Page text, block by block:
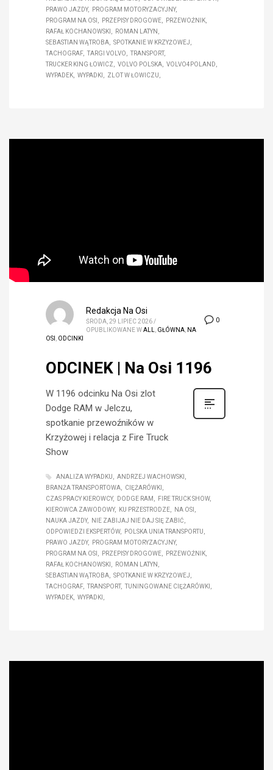
PRAWO JAZDY
PROGRAM MOTORYZACYJNY
PROGRAM NA OSI
PRZEPISY DROGOWE
PRZEWOŹNIK
RAFAŁ KOCHANOWSKI
ROMAN LATYN
SEBASTIAN WĄTROBA
SPOTKANIE W KRZYŻOWEJ
TACHOGRAF
TARGI VOLVO
TRANSPORT
TRUCKER KING ŁOWICZ
VOLVO POLSKA
VOLVO4POLAND
WYPADEK
WYPADKI ZLOT W ŁOWICZU
0
Redakcja Na Osi
ŚRODA, 29 LIPIEC 2026 /
OPUBLIKOWANE WALL GŁÓWNA NA
OSI
ODCINKI
ODCINEK | Na Osi 1196
W 1196 odcinku Na Osi zlot
Dodge RAM w Jelczu,
spotkanie przewoźników w
Krzyżowej i relacja z Fire Truck
Show
ANALIZA WYPADKU
ANDRZEJ WACHOWSKI
BRANŻA TRANSPORTOWA
CIĘŻARÓWKI
CZAS PRACY KIEROWCY
DODGE RAM
FIRE TRUCK SHOW
KIEROWCA ZAWODOWY
KU PRZESTRODZE
NA OSI
NAUKA JAZDY
NIE ZABIJAJ NIE DAJ SIĘ ZABIĆ
ODPOWIEDZI EKSPERTÓW
POLSKA UNIA TRANSPORTU
PRAWO JAZDY
PROGRAM MOTORYZACYJNY
PROGRAM NA OSI
PRZEPISY DROGOWE
PRZEWOŹNIK
RAFAŁ KOCHANOWSKI
ROMAN LATYN
SEBASTIAN WĄTROBA
SPOTKANIE W KRZYŻOWEJ
TACHOGRAF
TRANSPORT
TUNINGOWANE CIĘŻARÓWKI
WYPADEK
WYPADKI